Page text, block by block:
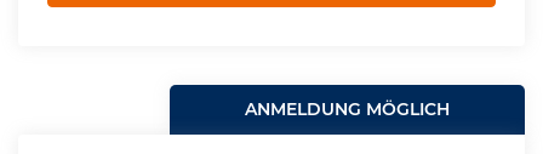
ANMELDUNG MÖGLICH